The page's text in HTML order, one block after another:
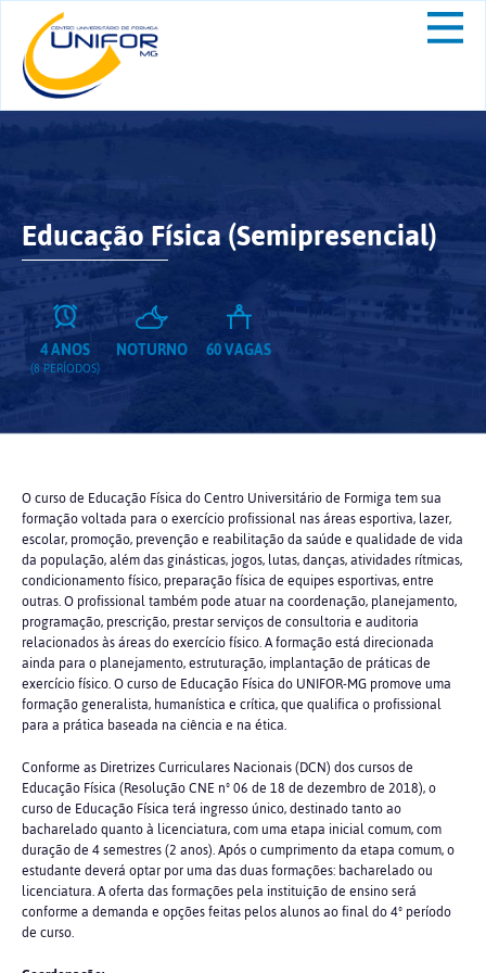
Educação Física (Semipresencial)
4 ANOS
(8 PERÍODOS)
NOTURNO 60 VAGAS
O curso de Educação Física do Centro Universitário de Formiga tem sua
formação voltada para o exercício profissional nas áreas esportiva, lazer,
escolar, promoção, prevenção e reabilitação da saúde e qualidade de vida
da população, além das ginásticas, jogos, lutas, danças, atividades rítmicas,
condicionamento físico, preparação física de equipes esportivas, entre
outras. O profissional também pode atuar na coordenação, planejamento,
programação, prescrição, prestar serviços de consultoria e auditoria
relacionados às áreas do exercício físico. A formação está direcionada
ainda para o planejamento, estruturação, implantação de práticas de
exercício físico. O curso de Educação Física do UNIFOR-MG promove uma
formação generalista, humanística e crítica, que qualifica o profissional
para a prática baseada na ciência e na ética.
Conforme as Diretrizes Curriculares Nacionais (DCN) dos cursos de
Educação Física (Resolução CNE nº 06 de 18 de dezembro de 2018), o
curso de Educação Física terá ingresso único, destinado tanto ao
bacharelado quanto à licenciatura, com uma etapa inicial comum, com
duração de 4 semestres (2 anos). Após o cumprimento da etapa comum, o
estudante deverá optar por uma das duas formações: bacharelado ou
licenciatura. A oferta das formações pela instituição de ensino será
conforme a demanda e opções feitas pelos alunos ao final do 4º período
de curso.